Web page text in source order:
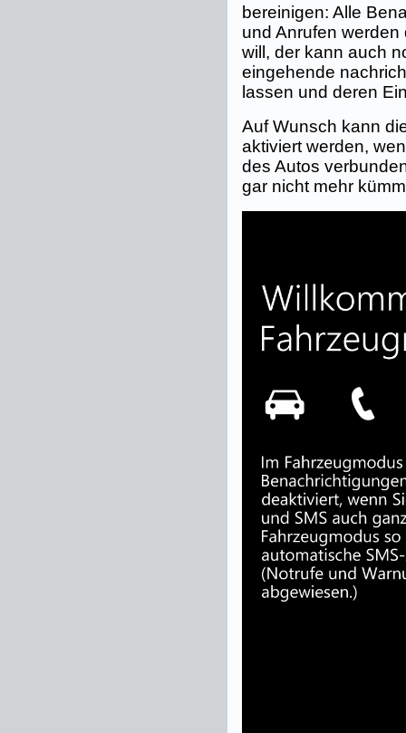
bereinigen: Alle
und Anrufen
will, der kann auch
eingehende
lassen und deren
Auf Wunsch kann
aktiviert werden,
des Autos
gar nicht mehr